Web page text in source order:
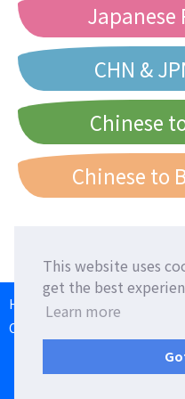
This website uses
get the best
Learn more
Japanese
CHN &
Chinese
Chinese to
HOME
Communication Square
Japan/